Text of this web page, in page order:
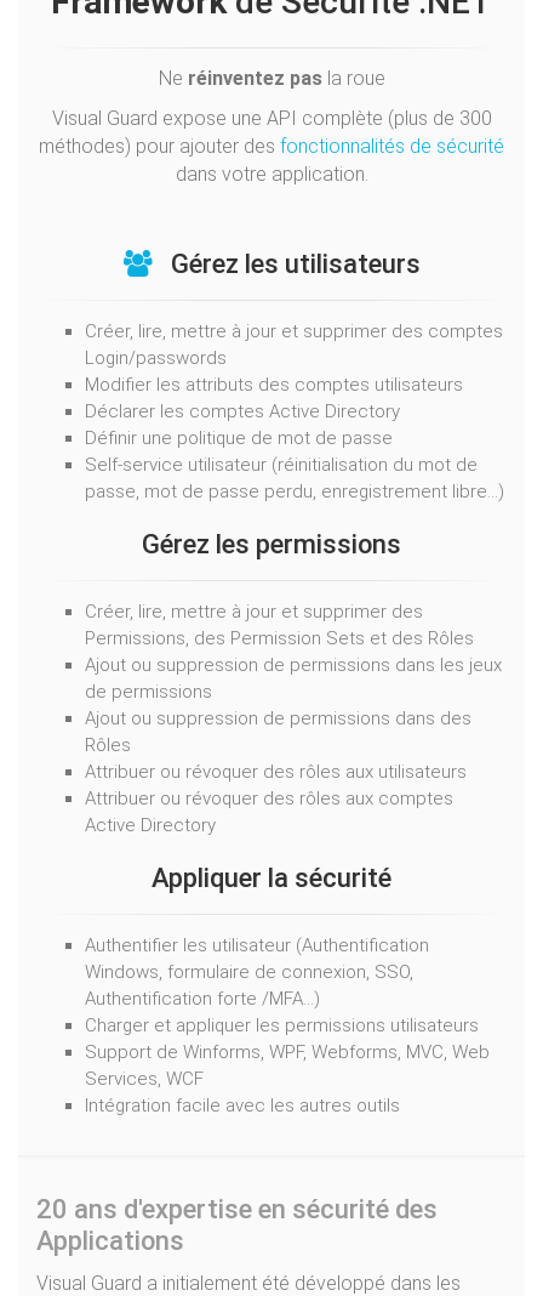
Ne réinventez pas la roue
Visual Guard expose une API complète (plus de 300
méthodes) pour ajouter des fonctionnalités de sécurité
dans votre application.
Gérez les utilisateurs
Créer, lire, mettre à jour et supprimer des comptes
Login/passwords
Modifier les attributs des comptes utilisateurs
Déclarer les comptes Active Directory
Définir une politique de mot de passe
Self-service utilisateur (réinitialisation du mot de
passe, mot de passe perdu, enregistrement libre...)
Gérez les permissions
Créer, lire, mettre à jour et supprimer des
Permissions, des Permission Sets et des Rôles
Ajout ou suppression de permissions dans les jeux
de permissions
Ajout ou suppression de permissions dans des
Rôles
Attribuer ou révoquer des rôles aux utilisateurs
Attribuer ou révoquer des rôles aux comptes
Active Directory
Appliquer la sécurité
Authentifier les utilisateur (Authentification
Windows, formulaire de connexion, SSO,
Authentification forte /MFA…)
Charger et appliquer les permissions utilisateurs
Support de Winforms, WPF, Webforms, MVC, Web
Services, WCF
Intégration facile avec les autres outils
20 ans d'expertise en sécurité des
Applications
Visual Guard a initialement été développé dans les